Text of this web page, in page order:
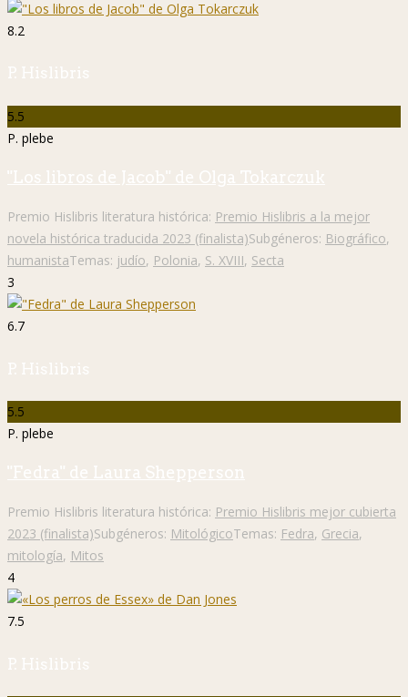
8.2
P. Hislibris
5.5
P. plebe
"Los libros de Jacob" de Olga Tokarczuk
Premio Hislibris literatura histórica: Premio Hislibris a la mejor
novela histórica traducida 2023 (finalista)Subgéneros: Biográfico,
humanistaTemas: judío, Polonia, S. XVIII, Secta
3
6.7
P. Hislibris
5.5
P. plebe
"Fedra" de Laura Shepperson
Premio Hislibris literatura histórica: Premio Hislibris mejor cubierta
2023 (finalista)Subgéneros: MitológicoTemas: Fedra, Grecia,
mitología, Mitos
4
7.5
P. Hislibris